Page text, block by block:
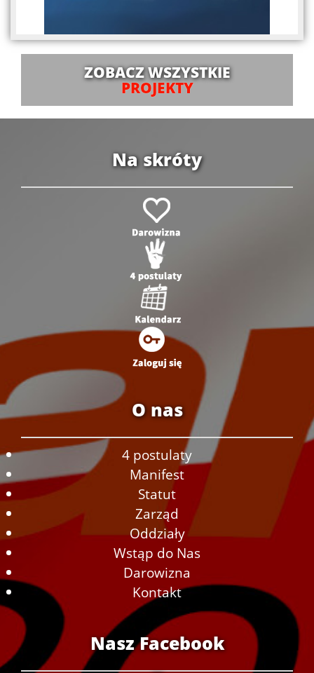
ZOBACZ WSZYSTKIE
PROJEKTY
Na skróty
O nas
4 postulaty
Manifest
Statut
Zarząd
Oddziały
Wstąp do Nas
Darowizna
Kontakt
Nasz Facebook